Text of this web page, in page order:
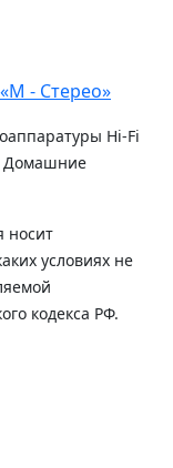
Hi-Fi
Домашние
носит
условиях не
кодекса РФ.